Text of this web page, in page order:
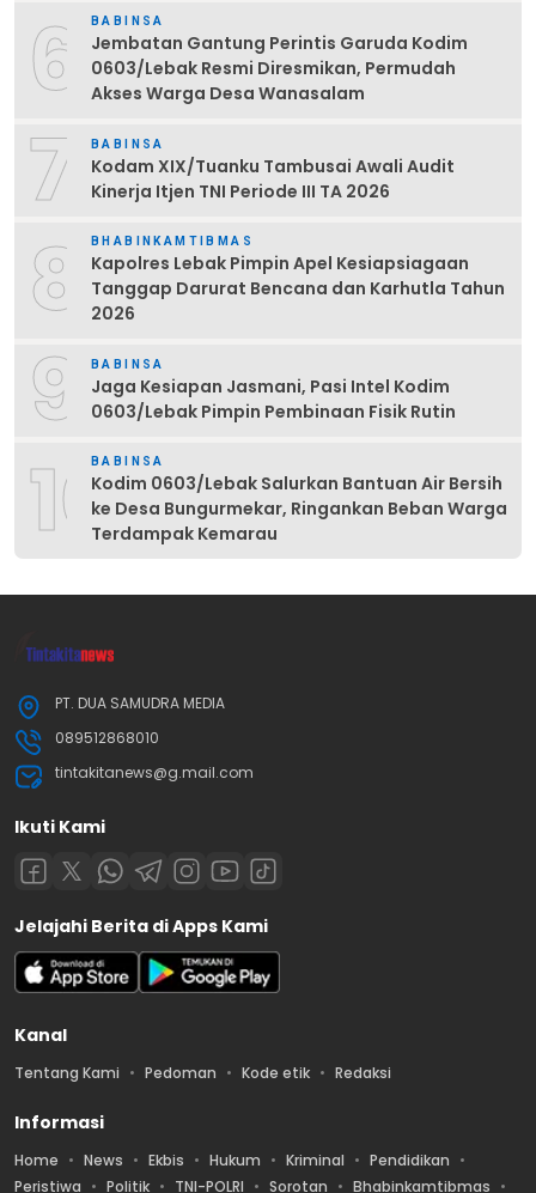
6 BABINSA
Jembatan Gantung Perintis Garuda Kodim
0603/Lebak Resmi Diresmikan, Permudah
Akses Warga Desa Wanasalam
7 BABINSA
Kodam XIX/Tuanku Tambusai Awali Audit
Kinerja Itjen TNI Periode III TA 2026
8 BHABINKAMTIBMAS
Kapolres Lebak Pimpin Apel Kesiapsiagaan
Tanggap Darurat Bencana dan Karhutla Tahun
2026
9 BABINSA
Jaga Kesiapan Jasmani, Pasi Intel Kodim
0603/Lebak Pimpin Pembinaan Fisik Rutin
10BABINSA
Kodim 0603/Lebak Salurkan Bantuan Air Bersih
ke Desa Bungurmekar, Ringankan Beban Warga
Terdampak Kemarau
PT. DUA SAMUDRA MEDIA
089512868010
tintakitanews@g.mail.com
Ikuti Kami
Jelajahi Berita di Apps Kami
Kanal
Tentang Kami Pedoman Kode etik Redaksi
Informasi
Home News Ekbis Hukum Kriminal
Pendidikan
Peristiwa
Politik TNI-POLRI Sorotan Bhabinkamtibmas